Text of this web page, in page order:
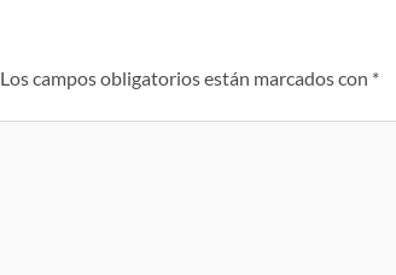
Los campos obligatorios están marcados con *